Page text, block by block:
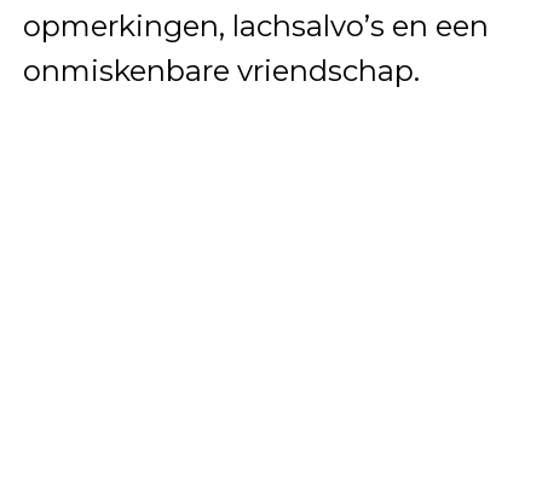
opmerkingen, lachsalvo’s en een
onmiskenbare vriendschap.